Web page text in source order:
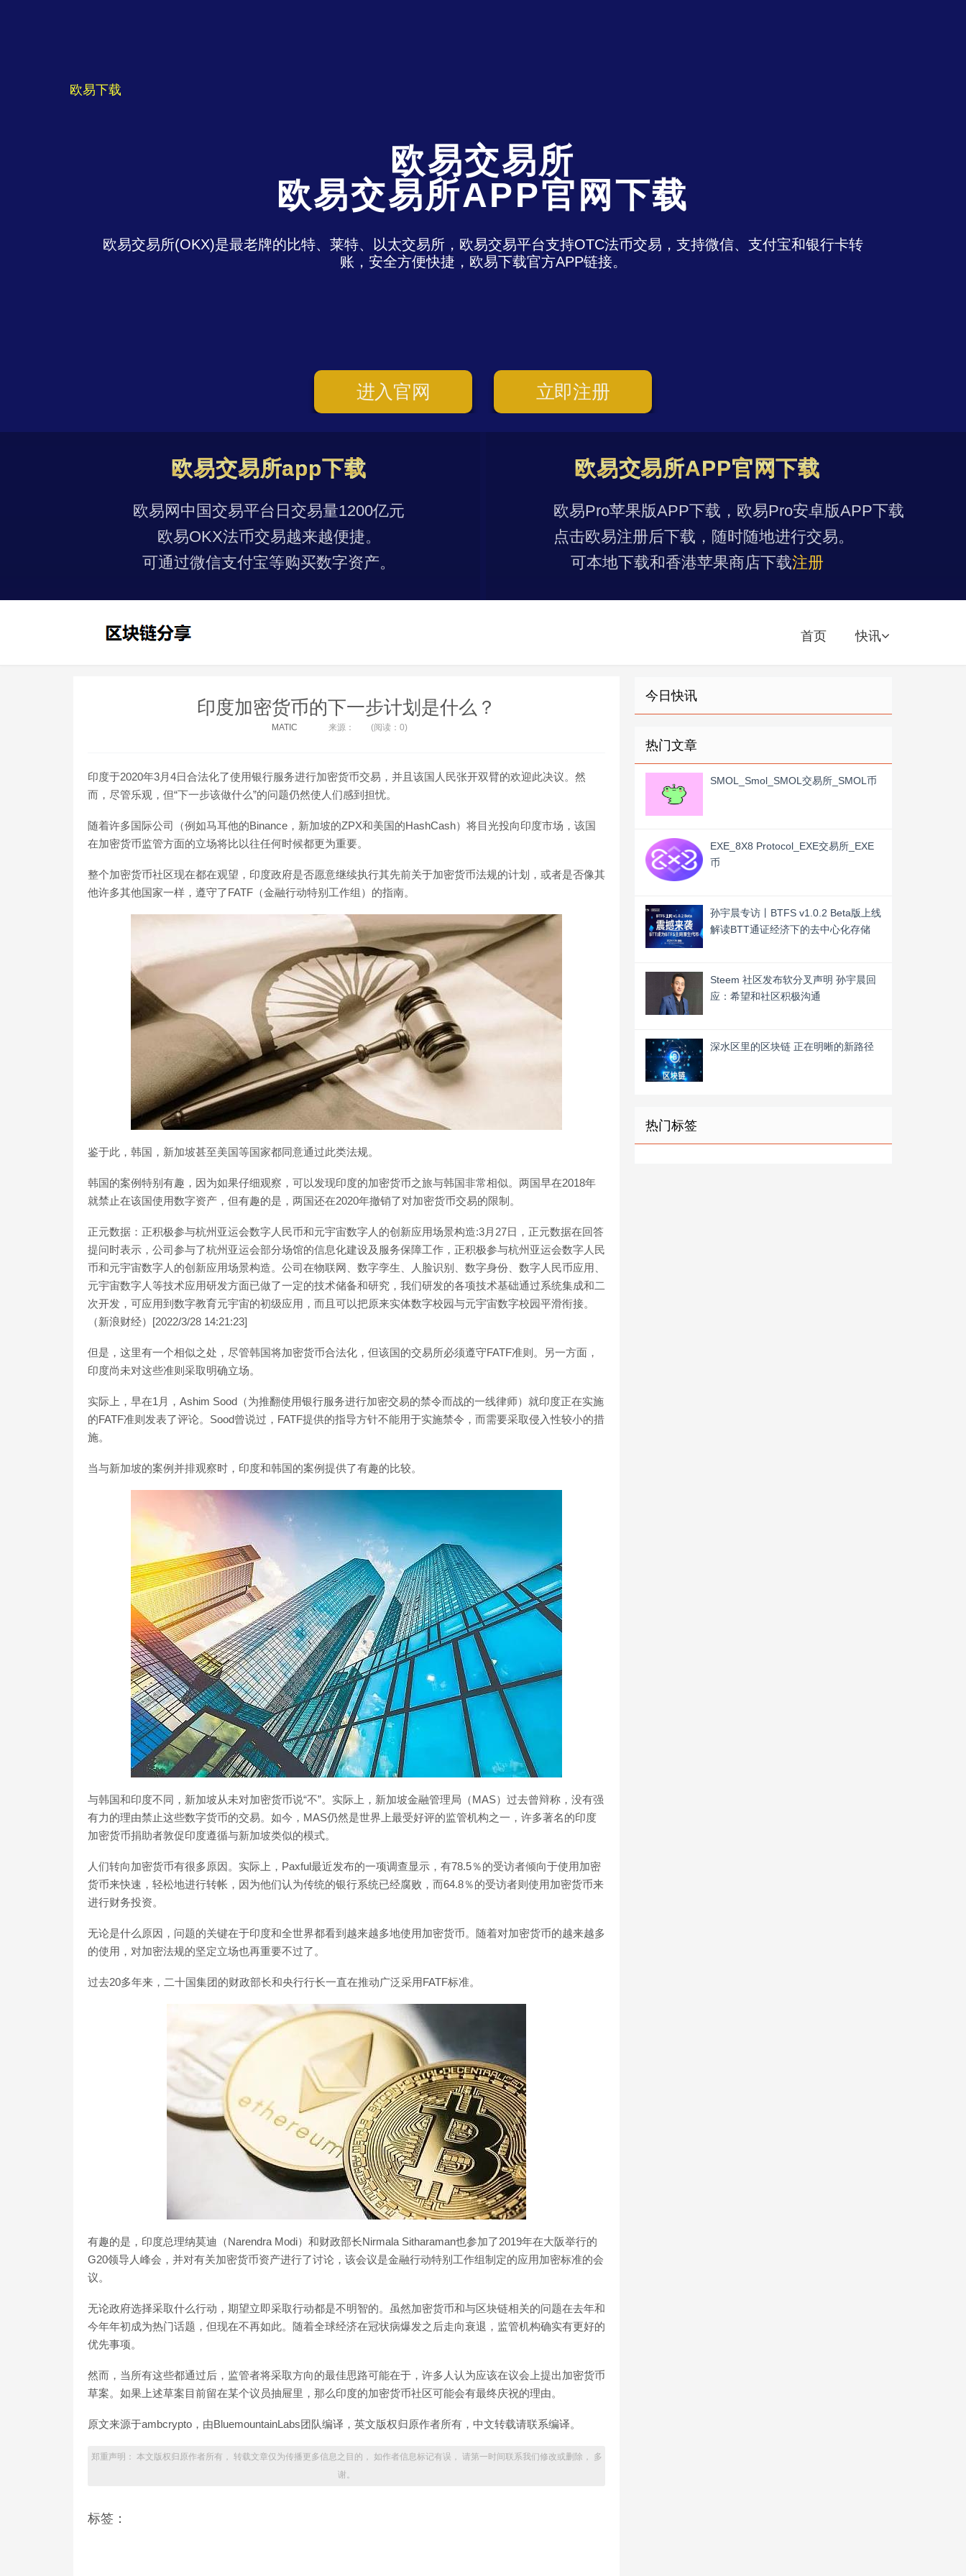
欧易下载
欧易交易所
欧易交易所APP官网下载
欧易交易所(OKX)是最老牌的比特、莱特、以太交易所，欧易交易平台支持OTC法币交易，支持微信、支付宝和银行卡转
账，安全方便快捷，欧易下载官方APP链接。
进入官网 立即注册
欧易交易所app下载
欧易网中国交易平台日交易量1200亿元
欧易OKX法币交易越来越便捷。
可通过微信支付宝等购买数字资产。
欧易交易所APP官网下载
欧易Pro苹果版APP下载，欧易Pro安卓版APP下载
点击欧易注册后下载，随时随地进行交易。
可本地下载和香港苹果商店下载注册
首页 快讯
印度加密货币的下一步计划是什么？
MATIC 来源： (阅读：0)
印度于2020年3月4日合法化了使用银行服务进行加密货币交易，并且该国人民张开双臂的欢迎此决议。然
而，尽管乐观，但“下一步该做什么”的问题仍然使人们感到担忧。
随着许多国际公司（例如马耳他的Binance，新加坡的ZPX和美国的HashCash）将目光投向印度市场，该国
在加密货币监管方面的立场将比以往任何时候都更为重要。
整个加密货币社区现在都在观望，印度政府是否愿意继续执行其先前关于加密货币法规的计划，或者是否像其
他许多其他国家一样，遵守了FATF（金融行动特别工作组）的指南。
鉴于此，韩国，新加坡甚至美国等国家都同意通过此类法规。
韩国的案例特别有趣，因为如果仔细观察，可以发现印度的加密货币之旅与韩国非常相似。两国早在2018年
就禁止在该国使用数字资产，但有趣的是，两国还在2020年撤销了对加密货币交易的限制。
正元数据：正积极参与杭州亚运会数字人民币和元宇宙数字人的创新应用场景构造:3月27日，正元数据在回答
提问时表示，公司参与了杭州亚运会部分场馆的信息化建设及服务保障工作，正积极参与杭州亚运会数字人民
币和元宇宙数字人的创新应用场景构造。公司在物联网、数字孪生、人脸识别、数字身份、数字人民币应用、
元宇宙数字人等技术应用研发方面已做了一定的技术储备和研究，我们研发的各项技术基础通过系统集成和二
次开发，可应用到数字教育元宇宙的初级应用，而且可以把原来实体数字校园与元宇宙数字校园平滑衔接。
（新浪财经）[2022/3/28 14:21:23]
但是，这里有一个相似之处，尽管韩国将加密货币合法化，但该国的交易所必须遵守FATF准则。另一方面，
印度尚未对这些准则采取明确立场。
实际上，早在1月，Ashim Sood（为推翻使用银行服务进行加密交易的禁令而战的一线律师）就印度正在实施
的FATF准则发表了评论。Sood曾说过，FATF提供的指导方针不能用于实施禁令，而需要采取侵入性较小的措
施。
当与新加坡的案例并排观察时，印度和韩国的案例提供了有趣的比较。
与韩国和印度不同，新加坡从未对加密货币说“不”。实际上，新加坡金融管理局（MAS）过去曾辩称，没有强
有力的理由禁止这些数字货币的交易。如今，MAS仍然是世界上最受好评的监管机构之一，许多著名的印度
加密货币捐助者敦促印度遵循与新加坡类似的模式。
人们转向加密货币有很多原因。实际上，Paxful最近发布的一项调查显示，有78.5％的受访者倾向于使用加密
货币来快速，轻松地进行转帐，因为他们认为传统的银行系统已经腐败，而64.8％的受访者则使用加密货币来
进行财务投资。
无论是什么原因，问题的关键在于印度和全世界都看到越来越多地使用加密货币。随着对加密货币的越来越多
的使用，对加密法规的坚定立场也再重要不过了。
过去20多年来，二十国集团的财政部长和央行行长一直在推动广泛采用FATF标准。
有趣的是，印度总理纳莫迪（Narendra Modi）和财政部长Nirmala Sitharaman也参加了2019年在大阪举行的
G20领导人峰会，并对有关加密货币资产进行了讨论，该会议是金融行动特别工作组制定的应用加密标准的会
议。
无论政府选择采取什么行动，期望立即采取行动都是不明智的。虽然加密货币和与区块链相关的问题在去年和
今年年初成为热门话题，但现在不再如此。随着全球经济在冠状病爆发之后走向衰退，监管机构确实有更好的
优先事项。
然而，当所有这些都通过后，监管者将采取方向的最佳思路可能在于，许多人认为应该在议会上提出加密货币
草案。如果上述草案目前留在某个议员抽屉里，那么印度的加密货币社区可能会有最终庆祝的理由。
原文来源于ambcrypto，由BluemountainLabs团队编译，英文版权归原作者所有，中文转载请联系编译。
郑重声明： 本文版权归原作者所有， 转载文章仅为传播更多信息之目的， 如作者信息标记有误， 请第一时间联系我们修改或删除， 多
谢。
标签：
今日快讯
热门文章
SMOL_Smol_SMOL交易所_SMOL币
EXE_8X8 Protocol_EXE交易所_EXE
币
孙宇晨专访丨BTFS v1.0.2 Beta版上线
解读BTT通证经济下的去中心化存储
Steem 社区发布软分叉声明 孙宇晨回
应：希望和社区积极沟通
深水区里的区块链 正在明晰的新路径
热门标签